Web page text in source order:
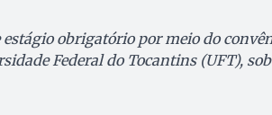
obrigatório por meio do
Federal do Tocantins (UFT),